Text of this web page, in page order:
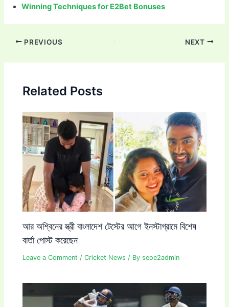
Winning Techniques for E2Bet Bonuses
Post
PREVIOUS NEXT
Related Posts
আর অশ্বিনের স্ত্রী বাংলাদেশ টেস্টের আগে ইনস্টাগ্রামে বিশেষ
বার্তা পোস্ট করেছেন
Leave a Comment /Cricket News / Byseoe2admin